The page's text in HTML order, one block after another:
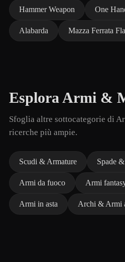
Hammer Weapon One
Alabarda Mazza Ferrata
Esplora Armi &
Sfoglia altre sottocategorie di
ricerche più ampie.
Scudi & Armature Spade
Armi da fuoco Armi
Armi in asta Archi & Armi